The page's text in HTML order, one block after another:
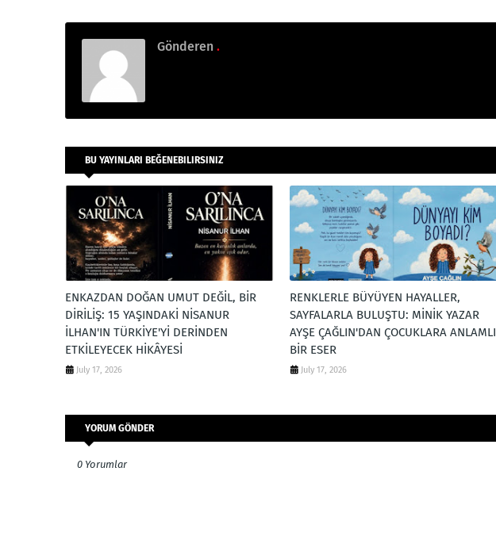
Gönderen .
BU YAYINLARI BEĞENEBILIRSINIZ
ENKAZDAN DOĞAN UMUT DEĞİL, BİR
DİRİLİŞ: 15 YAŞINDAKİ NİSANUR
İLHAN'IN TÜRKİYE'Yİ DERİNDEN
ETKİLEYECEK HİKÂYESİ
July 17, 2026
RENKLERLE BÜYÜYEN HAYALLER,
SAYFALARLA BULUŞTU: MİNİK YAZAR
AYŞE ÇAĞLIN'DAN ÇOCUKLARA ANLAMLI
BİR ESER
July 17, 2026
YORUM GÖNDER
0 Yorumlar